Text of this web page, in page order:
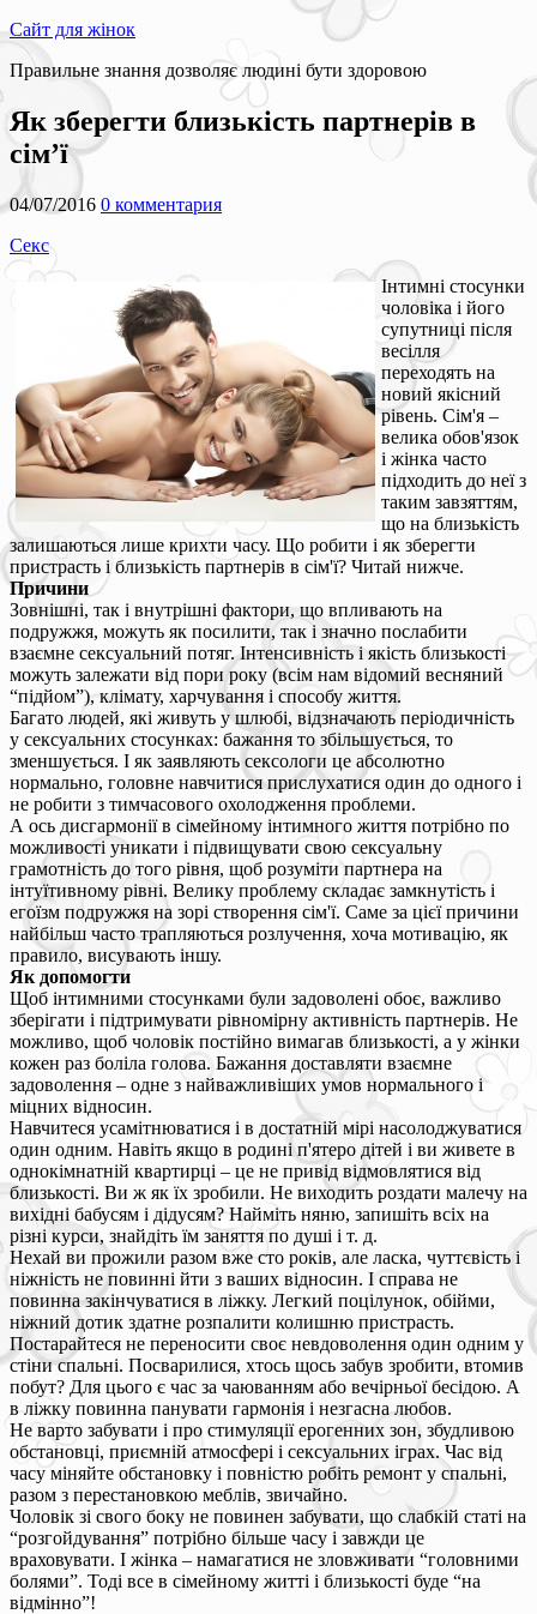
Сайт для жінок
Правильне знання дозволяє людині бути здоровою
Як зберегти близькість партнерів в
сім’ї
04/07/2016 0 комментария
Секс
Інтимні стосунки
чоловіка і його
супутниці після
весілля
переходять на
новий якісний
рівень. Сім'я –
велика обов'язок
і жінка часто
підходить до неї з
таким завзяттям,
що на близькість
залишаються лише крихти часу. Що робити і як зберегти
пристрасть і близькість партнерів в сім'ї? Читай нижче.
Причини
Зовнішні, так і внутрішні фактори, що впливають на
подружжя, можуть як посилити, так і значно послабити
взаємне сексуальний потяг. Інтенсивність і якість близькості
можуть залежати від пори року (всім нам відомий весняний
“підйом”), клімату, харчування і способу життя.
Багато людей, які живуть у шлюбі, відзначають періодичність
у сексуальних стосунках: бажання то збільшується, то
зменшується. І як заявляють сексологи це абсолютно
нормально, головне навчитися прислухатися один до одного і
не робити з тимчасового охолодження проблеми.
А ось дисгармонії в сімейному інтимного життя потрібно по
можливості уникати і підвищувати свою сексуальну
грамотність до того рівня, щоб розуміти партнера на
інтуїтивному рівні. Велику проблему складає замкнутість і
егоїзм подружжя на зорі створення сім'ї. Саме за цієї причини
найбільш часто трапляються розлучення, хоча мотивацію, як
правило, висувають іншу.
Як допомогти
Щоб інтимними стосунками були задоволені обоє, важливо
зберігати і підтримувати рівномірну активність партнерів. Не
можливо, щоб чоловік постійно вимагав близькості, а у жінки
кожен раз боліла голова. Бажання доставляти взаємне
задоволення – одне з найважливіших умов нормального і
міцних відносин.
Навчитеся усамітнюватися і в достатній мірі насолоджуватися
один одним. Навіть якщо в родині п'ятеро дітей і ви живете в
однокімнатній квартирці – це не привід відмовлятися від
близькості. Ви ж як їх зробили. Не виходить роздати малечу на
вихідні бабусям і дідусям? Найміть няню, запишіть всіх на
різні курси, знайдіть їм заняття по душі і т. д.
Нехай ви прожили разом вже сто років, але ласка, чуттєвість і
ніжність не повинні йти з ваших відносин. І справа не
повинна закінчуватися в ліжку. Легкий поцілунок, обійми,
ніжний дотик здатне розпалити колишню пристрасть.
Постарайтеся не переносити своє невдоволення один одним у
стіни спальні. Посварилися, хтось щось забув зробити, втомив
побут? Для цього є час за чаюванням або вечірньої бесідою. А
в ліжку повинна панувати гармонія і незгасна любов.
Не варто забувати і про стимуляції ерогенних зон, збудливою
обстановці, приємній атмосфері і сексуальних іграх. Час від
часу міняйте обстановку і повністю робіть ремонт у спальні,
разом з перестановкою меблів, звичайно.
Чоловік зі свого боку не повинен забувати, що слабкій статі на
“розгойдування” потрібно більше часу і завжди це
враховувати. І жінка – намагатися не зловживати “головними
болями”. Тоді все в сімейному житті і близькості буде “на
відмінно”!